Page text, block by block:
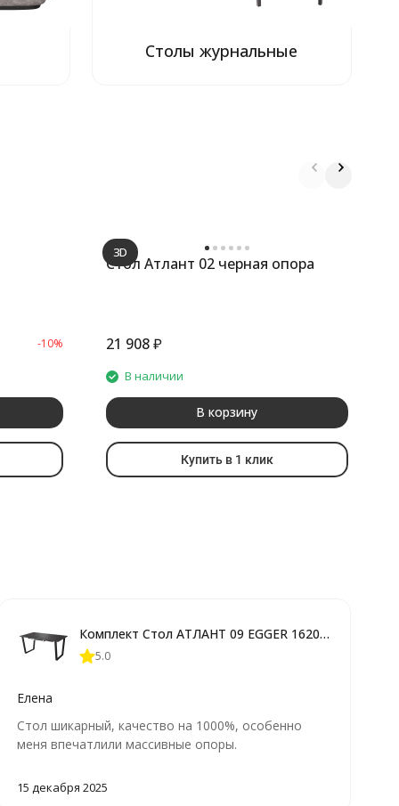
Столы журнальные
-10%
3D
Стол Атлант 02 черная опора
21 908₽
В наличии
В корзину
Купить в 1 клик
Комплект Стол АТЛАНТ 09 EGGER 1620(+600)*950 ОПОРА (А7,8,9,10) Черный Матовый м
5.0
Елена
Стол шикарный, качество на 1000%, особенно
меня впечатлили массивные опоры.
15 декабря 2025